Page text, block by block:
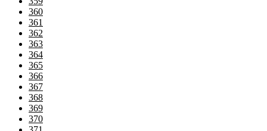
360
361
362
363
364
365
366
367
368
369
370